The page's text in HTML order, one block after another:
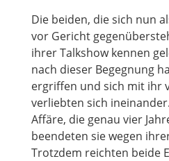
Die beiden, die sich nun
vor Gericht
ihrer Talkshow kennen
nach dieser Begegnung
ergriffen und sich mit ihr
verliebten sich
Affäre, die genau vier
beendeten sie wegen
Trotzdem reichten beide